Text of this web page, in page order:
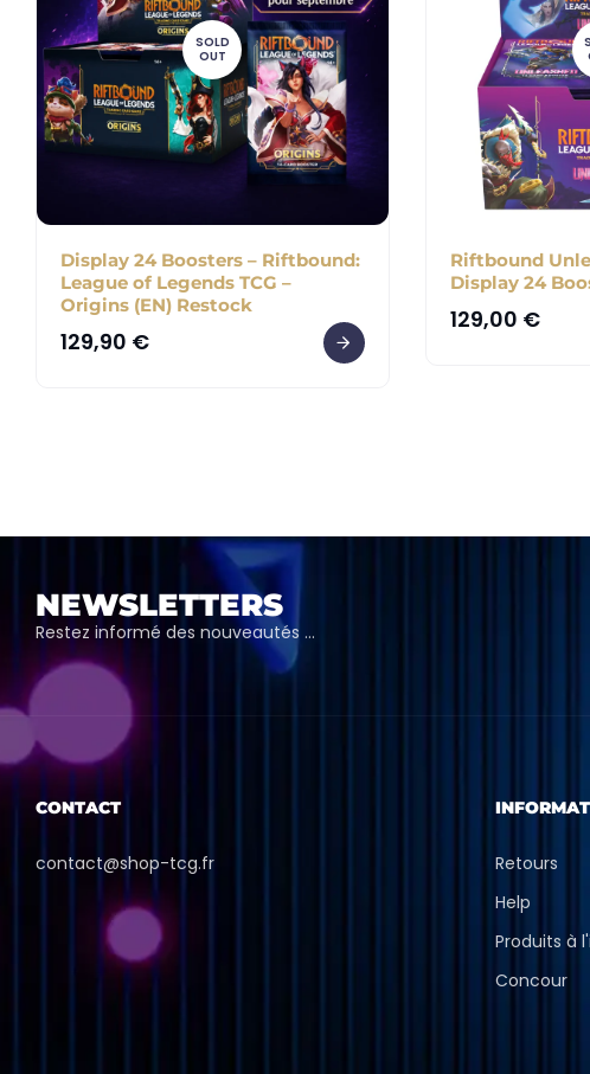
SOLD
OUT
Display 24 Boosters – Riftbound:
League of Legends TCG –
Origins (EN) Restock
129,90 €
Riftbound
Display 24
129,00 €
NEWSLETTERS
Restez informé des nouveautés …
CONTACT
contact@shop-tcg.fr
Retours
Help
Produits à
Concour